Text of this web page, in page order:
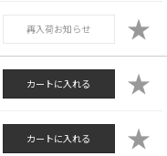
再入荷お知らせ ★
カートに入れる ★
カートに入れる ★